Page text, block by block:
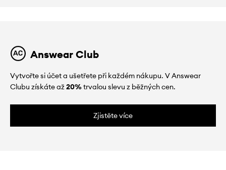
Answear Club
Vytvořte si účet a ušetřete při každém nákupu. V Answear
Clubu získáte až20%trvalou slevu z běžných cen.
Zjistěte více